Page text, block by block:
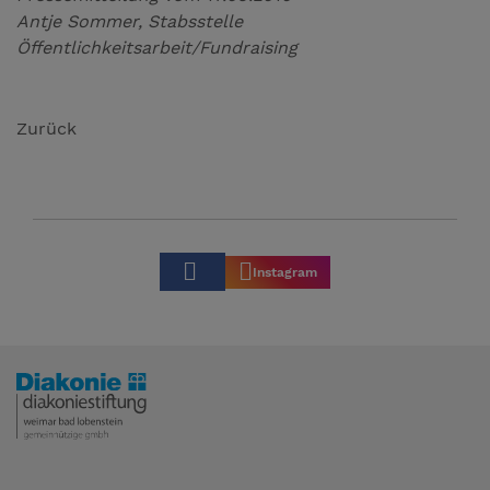
Antje Sommer, Stabsstelle
Öffentlichkeitsarbeit/Fundraising
Zurück
Instagram